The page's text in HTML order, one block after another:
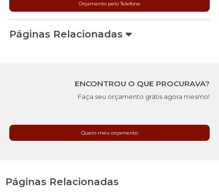
Orçamento pelo Telefone
Páginas Relacionadas
ENCONTROU O QUE PROCURAVA?
Faça seu orçamento grátis agora mesmo!
Quero meu orçamento
Páginas Relacionadas